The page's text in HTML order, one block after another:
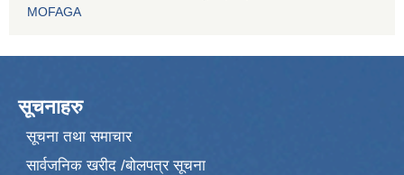
MOFAGA
सूचनाहरु
सूचना तथा समाचार
सार्वजनिक खरीद /बोलपत्र सूचना